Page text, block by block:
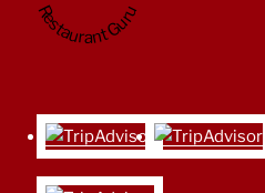
Restaurant Guru